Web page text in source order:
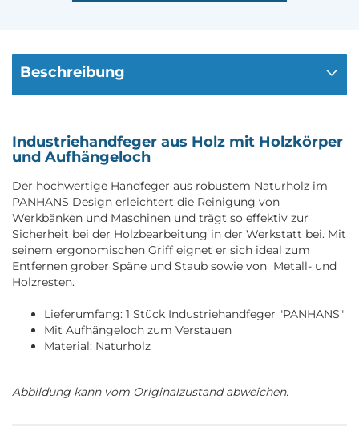
Beschreibung
Industriehandfeger aus Holz mit Holzkörper
und Aufhängeloch
Der hochwertige Handfeger aus robustem Naturholz im
PANHANS Design erleichtert die Reinigung von
Werkbänken und Maschinen und trägt so effektiv zur
Sicherheit bei der Holzbearbeitung in der Werkstatt bei. Mit
seinem ergonomischen Griff eignet er sich ideal zum
Entfernen grober Späne und Staub sowie von Metall- und
Holzresten.
Lieferumfang: 1 Stück Industriehandfeger "PANHANS"
Mit Aufhängeloch zum Verstauen
Material: Naturholz
Abbildung kann vom Originalzustand abweichen.